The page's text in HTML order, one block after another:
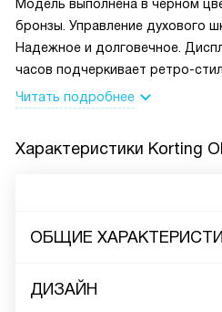
Модель выполнена в черном
бронзы. Управление духового
Надежное и долговечное.
часов подчеркивает ретро-
Читать подробнее
Характеристики Korting
ОБЩИЕ
ДИЗАЙН